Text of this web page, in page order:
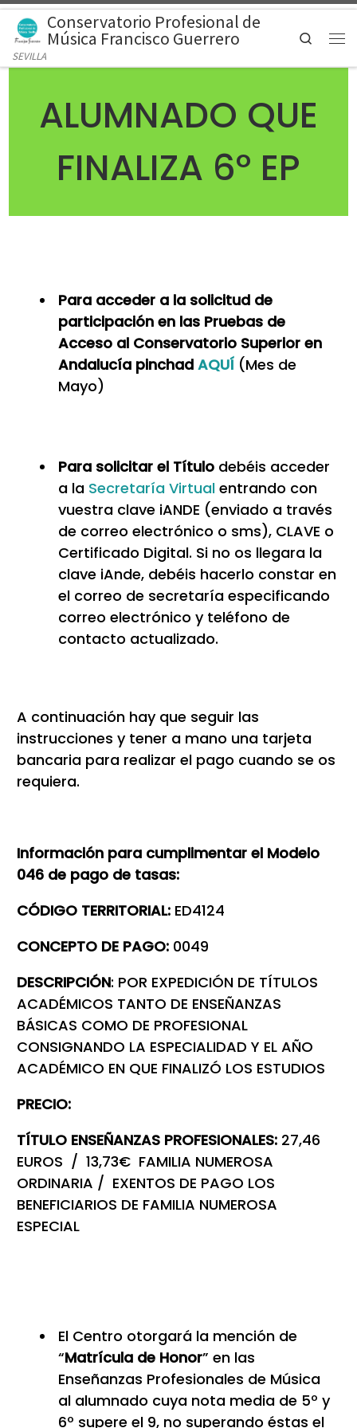
Saltar al contenido
Conservatorio Profesional de
Música Francisco Guerrero
SEVILLA
Search
ALUMNADO QUE
FINALIZA 6º EP
Para acceder a la solicitud de
participación en las Pruebas de
Acceso al Conservatorio Superior en
Andalucía pinchadAQUÍ (Mes de
Mayo)
Para solicitar el Título debéis acceder
a la Secretaría Virtual entrando con
vuestra clave iANDE (enviado a través
de correo electrónico o sms), CLAVE o
Certificado Digital. Si no os llegara la
clave iAnde, debéis hacerlo constar en
el correo de secretaría especificando
correo electrónico y teléfono de
contacto actualizado.
A continuación hay que seguir las
instrucciones y tener a mano una tarjeta
bancaria para realizar el pago cuando se os
requiera.
Información para cumplimentar el Modelo
046 de pago de tasas:
CÓDIGO TERRITORIAL: ED4124
CONCEPTO DE PAGO: 0049
DESCRIPCIÓN: POR EXPEDICIÓN DE TÍTULOS
ACADÉMICOS TANTO DE ENSEÑANZAS
BÁSICAS COMO DE PROFESIONAL
CONSIGNANDO LA ESPECIALIDAD Y EL AÑO
ACADÉMICO EN QUE FINALIZÓ LOS ESTUDIOS
PRECIO:
TÍTULO ENSEÑANZAS PROFESIONALES: 27,46
EUROS / 13,73€ FAMILIA NUMEROSA
ORDINARIA / EXENTOS DE PAGO LOS
BENEFICIARIOS DE FAMILIA NUMEROSA
ESPECIAL
El Centro otorgará la mención de
“Matrícula de Honor” en las
Enseñanzas Profesionales de Música
al alumnado cuya nota media de 5º y
6º supere el 9, no superando éstas el